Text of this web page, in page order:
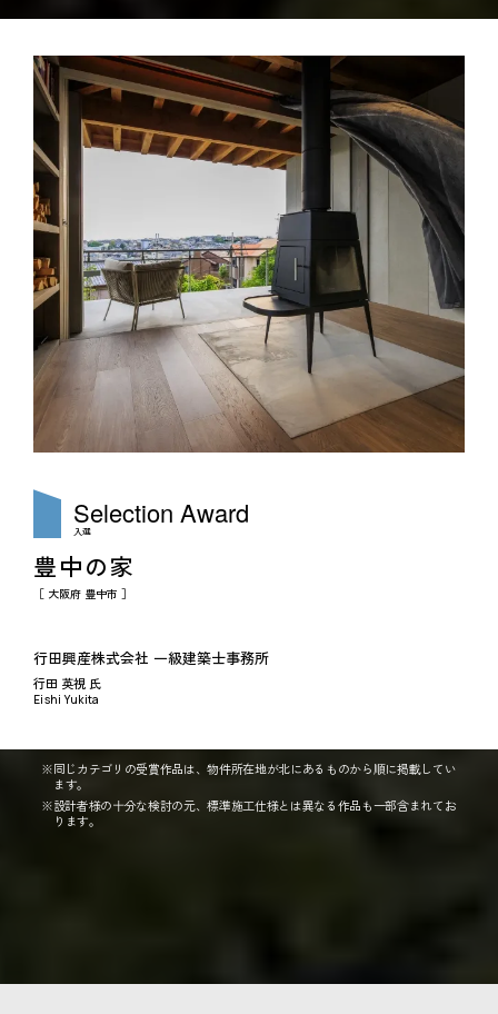
Selection Award
入選
豊中の家
［ 大阪府 豊中市 ］
行田興産株式会社 一級建築士事務所
行田 英視 氏
Eishi Yukita
※同じカテゴリの受賞作品は、物件所在地が北にあるものから順に掲載してい
ます。
※設計者様の十分な検討の元、標準施工仕様とは異なる作品も一部含まれてお
ります。